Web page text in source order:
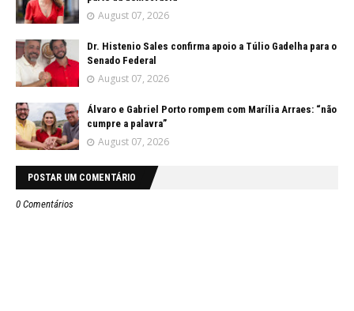
August 07, 2026
Dr. Histenio Sales confirma apoio a Túlio Gadelha para o
Senado Federal
August 07, 2026
Álvaro e Gabriel Porto rompem com Marília Arraes: “não
cumpre a palavra”
August 07, 2026
POSTAR UM COMENTÁRIO
0 Comentários